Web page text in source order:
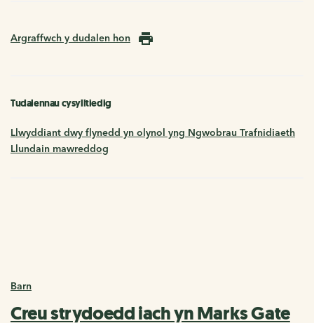
Argraffwch y dudalen hon
Tudalennau cysylltiedig
Llwyddiant dwy flynedd yn olynol yng Ngwobrau Trafnidiaeth
Llundain mawreddog
Barn
Creu strydoedd iach yn Marks Gate